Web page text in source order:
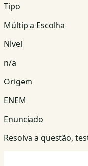
Tipo
Múltipla Escolha
Nível
n/a
Origem
ENEM
Enunciado
Resolva a questão,